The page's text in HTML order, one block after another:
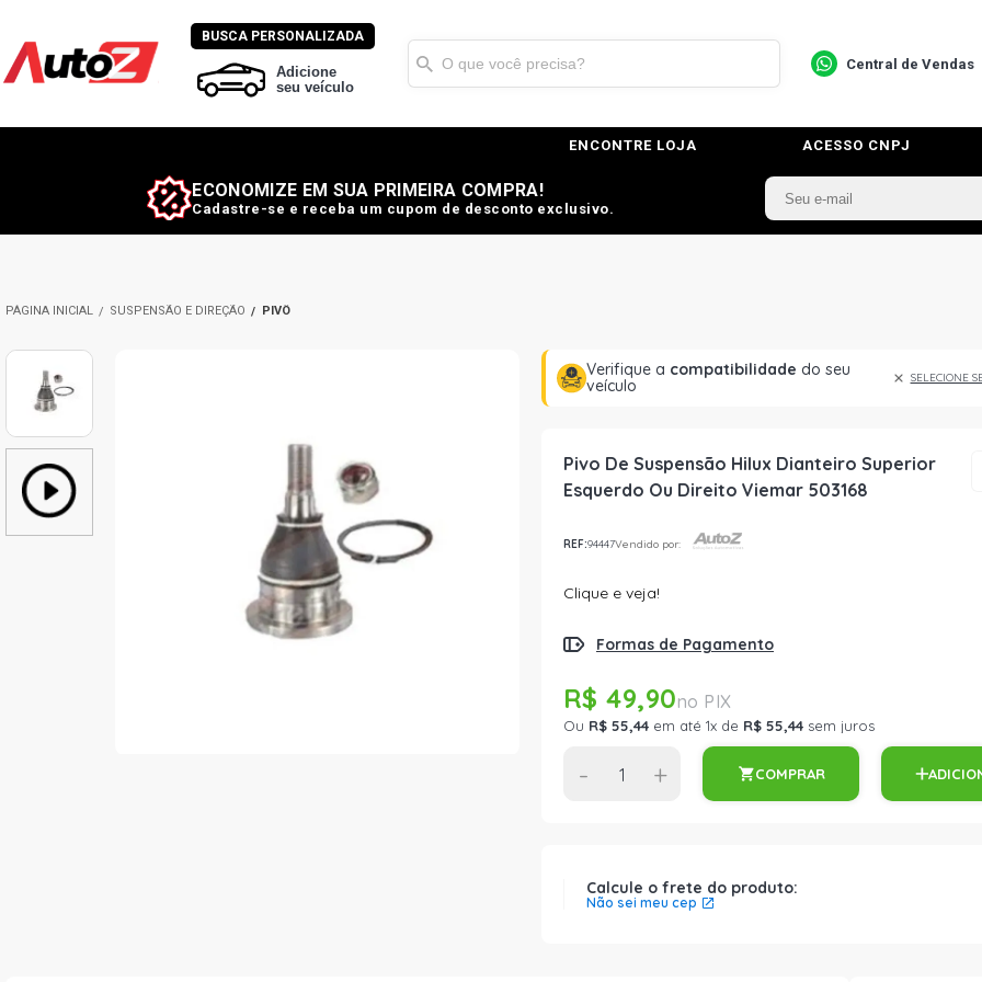
BUSCA PERSONALIZADA
Adicione
seu veículo
Central de Vendas
ENCONTRE LOJA ACESSO CNPJ
ECONOMIZE EM SUA PRIMEIRA COMPRA!
Cadastre-se e receba um cupom de desconto exclusivo.
SUSPENSÃO E DIREÇÃO PIVÔ
Verifique a compatibilidade do seu
veículo
SELECIONE
Pivo De Suspensão Hilux Dianteiro Superior
Esquerdo Ou Direito Viemar 503168
REF:94447Vendido por:
Clique e veja!
Formas de Pagamento
R$ 49,90
Ou R$ 55,44 em até 1x de R$ 55,44 sem juros
- + COMPRAR
Calcule o frete do produto:
Não sei meu cep